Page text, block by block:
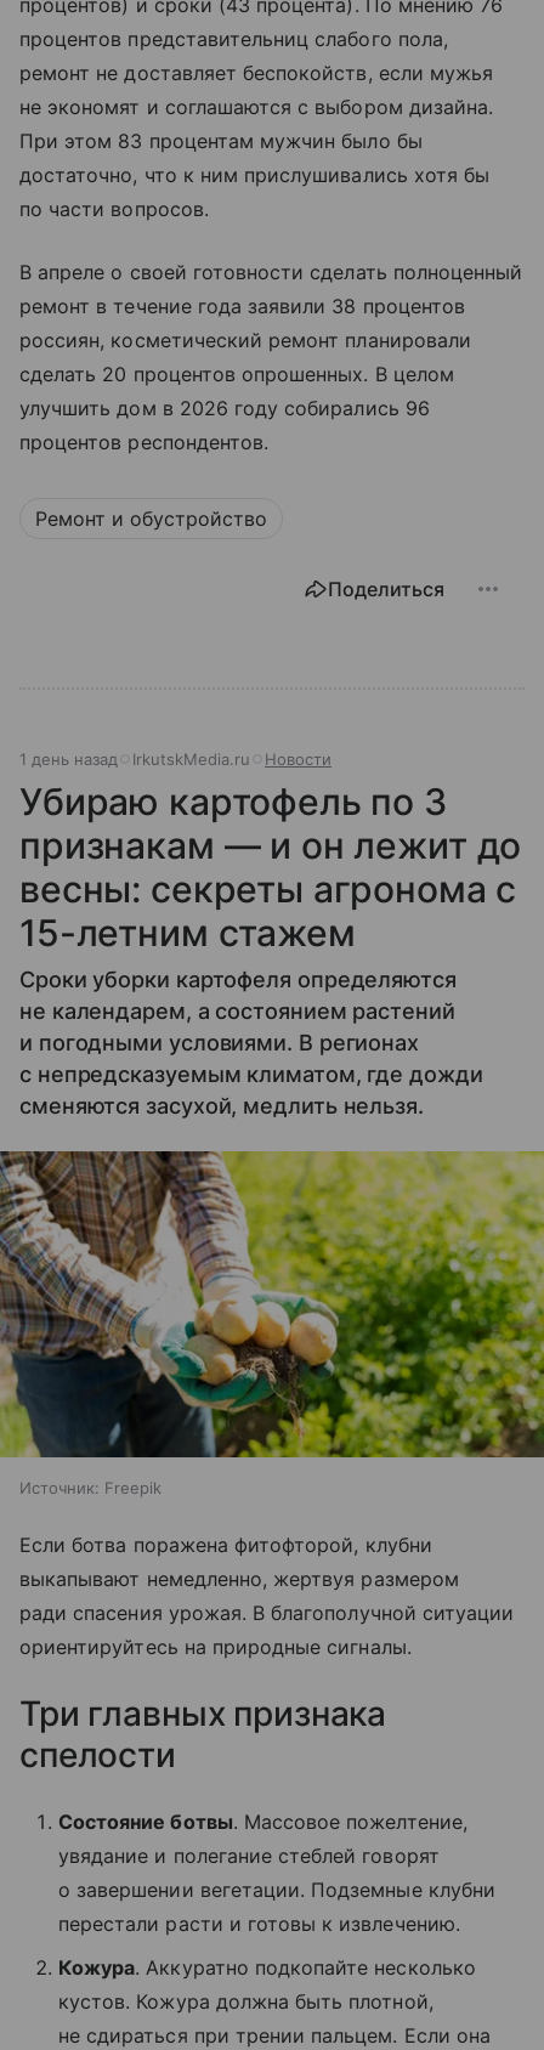
процентов представительниц слабого пола,
ремонт не доставляет беспокойств, если мужья
не экономят и соглашаются с выбором дизайна.
При этом 83 процентам мужчин было бы
достаточно, что к ним прислушивались хотя бы
по части вопросов.
В апреле о своей готовности сделать полноценный
ремонт в течение года заявили 38 процентов
россиян, косметический ремонт планировали
сделать 20 процентов опрошенных. В целом
улучшить дом в 2026 году собирались 96
процентов респондентов.
Ремонт и обустройство
Поделиться
1 день назад IrkutskMedia.ru Новости
Убираю картофель по 3
признакам — и он лежит до
весны: секреты агронома с
15-летним стажем
Сроки уборки картофеля определяются
не календарем, а состоянием растений
и погодными условиями. В регионах
с непредсказуемым климатом, где дожди
сменяются засухой, медлить нельзя.
Источник: Freepik
Если ботва поражена фитофторой, клубни
выкапывают немедленно, жертвуя размером
ради спасения урожая. В благополучной ситуации
ориентируйтесь на природные сигналы.
Три главных признака
спелости
Состояние ботвы. Массовое пожелтение,
увядание и полегание стеблей говорят
о завершении вегетации. Подземные клубни
перестали расти и готовы к извлечению.
Кожура. Аккуратно подкопайте несколько
кустов. Кожура должна быть плотной,
не сдираться при трении пальцем. Если она